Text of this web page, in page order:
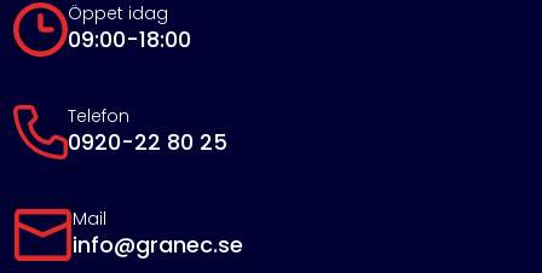
Öppet idag
09:00-18:00
Telefon
0920-22 80 25
Mail
info@granec.se